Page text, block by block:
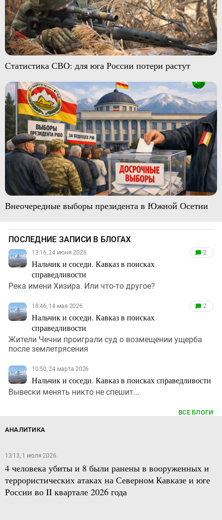
Статистика СВО: для юга России потери растут
Внеочередные выборы президента в Южной Осетии
ПОСЛЕДНИЕ ЗАПИСИ В БЛОГАХ
13:16, 24 июня 2026
Нальчик и соседи. Кавказ в поисках
справедливости
2
Река имени Хизира. Или что-то другое?
18:46, 14 мая 2026
Нальчик и соседи. Кавказ в поисках
справедливости
2
Жители Чечни проиграли суд о возмещении ущерба
после землетрясения
10:50, 24 марта 2026
Нальчик и соседи. Кавказ в поисках справедливости
Вывески менять никто не спешит...
ВСЕ БЛОГИ
АНАЛИТИКА
13:13, 1 июля 2026
4 человека убиты и 8 были ранены в вооруженных и
террористических атаках на Северном Кавказе и юге
России во II квартале 2026 года